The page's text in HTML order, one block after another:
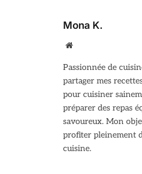
Mona K.
Site
Passionnée de
partager mes
pour cuisiner
préparer des repas
savoureux. Mon
profiter pleinement
cuisine.